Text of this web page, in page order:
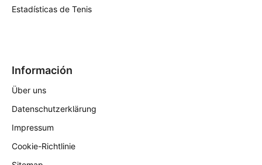
Estadísticas de Tenis
Información
Über uns
Datenschutzerklärung
Impressum
Cookie-Richtlinie